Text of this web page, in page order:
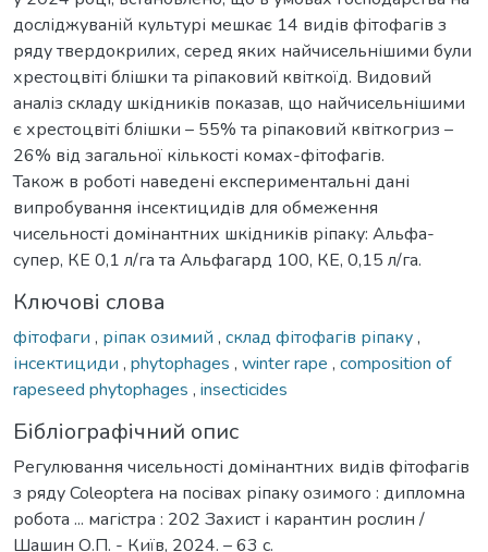
досліджуваній культурі мешкає 14 видів фітофагів з
ряду твердокрилих, серед яких найчисельнішими були
хрестоцвіті блішки та ріпаковий квіткоїд. Видовий
аналіз складу шкідників показав, що найчисельнішими
є хрестоцвіті блішки – 55% та ріпаковий квіткогриз –
26% від загальної кількості комах-фітофагів.
Також в роботі наведені експериментальні дані
випробування інсектицидів для обмеження
чисельності домінантних шкідників ріпаку: Альфа-
супер, КЕ 0,1 л/га та Альфагард 100, КЕ, 0,15 л/га.
Ключові слова
фітофаги , ріпак озимий , склад фітофагів ріпаку,
інсектициди , phytophages , winter rape , composition of
rapeseed phytophages , insecticides
Бібліографічний опис
Регулювання чисельності домінантних видів фітофагів
з ряду Coleoptera на посівах ріпаку озимого : дипломна
робота ... магістра : 202 Захист і карантин рослин /
Шашин О.П. - Київ, 2024. – 63 с.